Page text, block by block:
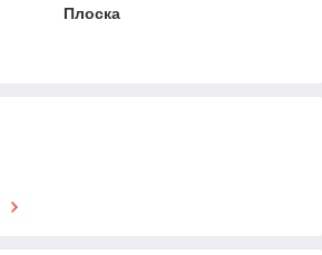
Плоска